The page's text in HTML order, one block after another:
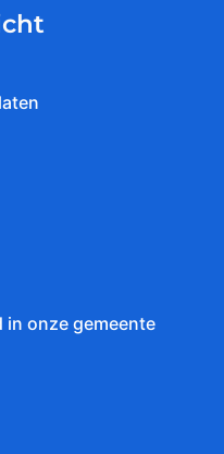
in onze gemeente